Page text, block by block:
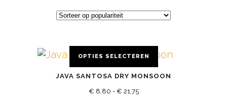
OPTIES SELECTEREN
product
JAVA SANTOSA DRY MONSOON
€ 8,80 - € 21,75Prijsklasse: